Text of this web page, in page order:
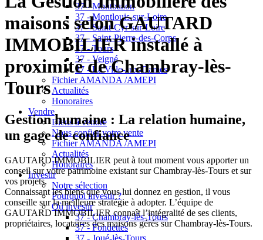
37 - Montbazon
37 - Montlouis-sur-Loire
37 - Saint-Cyr-sur-Loire
37 - Saint-Pierre-des-Corps
37 - Tours
37 - Veigné
37 - La Ville-aux-Dames
Fichier AMANDA /AMEPI
Actualités
Honoraires
Vendre
Biens à vendre
Nous confier votre vente
Fichier AMANDA /AMEPI
Actualités
Honoraires
Investir
Notre sélection
Pourquoi investir ?
Où investir
37 - Chambray-lès-Tours
37 - Fondettes
37 - Joué-lès-Tours
maisons selon GAUTARD
IMMOBILIER installé à
proximité de Chambray-lès-
Tours
Gestion humaine : La relation humaine,
un gage de confiance
GAUTARD IMMOBILIER peut à tout moment vous apporter un
conseil sur votre patrimoine existant sur Chambray-lès-Tours et sur
vos projets.
Connaissant les biens que vous lui donnez en gestion, il vous
conseille sur la meilleure stratégie à adopter. L’équipe de
GAUTARD IMMOBILIER connaît l’intégralité de ses clients,
propriétaires, locataires des maisons gérés sur Chambray-lès-Tours.